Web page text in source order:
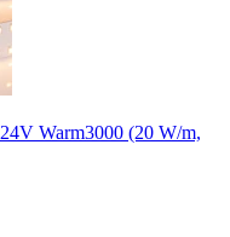
Warm3000 (20 W/m,